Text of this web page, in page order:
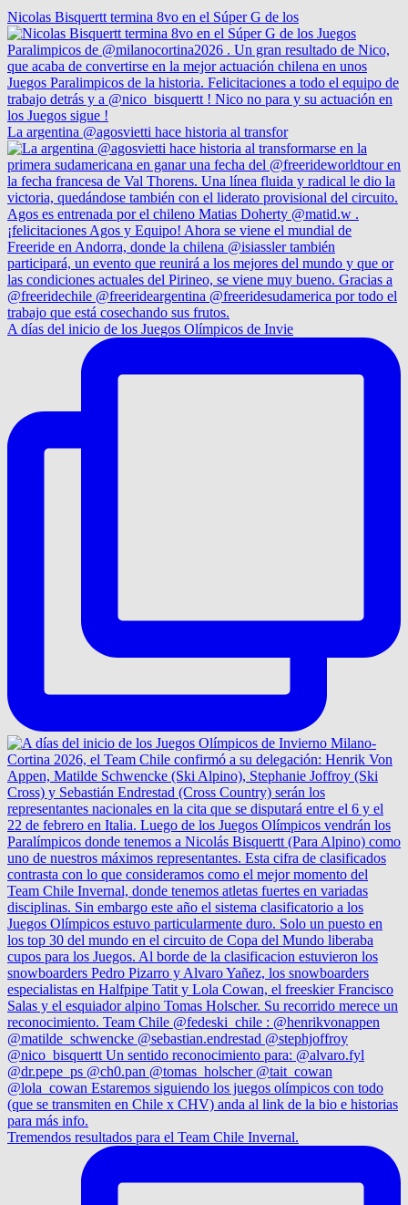
Nicolas Bisquertt termina 8vo en el Súper G de los
La argentina @agosvietti hace historia al transfor
A días del inicio de los Juegos Olímpicos de Invie
Tremendos resultados para el Team Chile Invernal.